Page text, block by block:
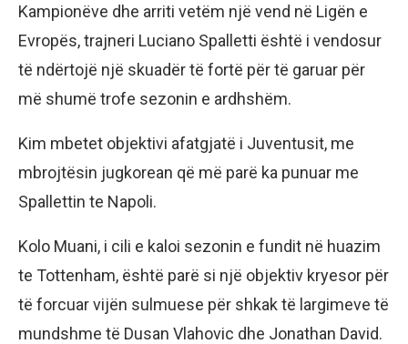
Kampionëve dhe arriti vetëm një vend në Ligën e
Evropës, trajneri Luciano Spalletti është i vendosur
të ndërtojë një skuadër të fortë për të garuar për
më shumë trofe sezonin e ardhshëm.
Kim mbetet objektivi afatgjatë i Juventusit, me
mbrojtësin jugkorean që më parë ka punuar me
Spallettin te Napoli.
Kolo Muani, i cili e kaloi sezonin e fundit në huazim
te Tottenham, është parë si një objektiv kryesor për
të forcuar vijën sulmuese për shkak të largimeve të
mundshme të Dusan Vlahovic dhe Jonathan David.